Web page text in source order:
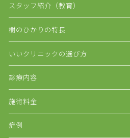
スタッフ紹介（教育）
樹のひかりの特長
いいクリニックの選び方
診療内容
施術料金
症例